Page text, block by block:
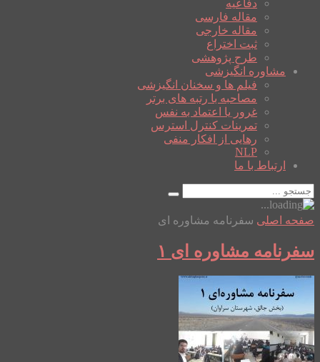
دفاعیه
مقاله فارسی
مقاله خارجی
ثبت اختراع
طرح پژوهشی
مشاوره انگیزشی
فیلم ها و سخنان انگیزشی
مصاحبه با رتبه های برتر
غرور یا اعتماد به نفس
تمرینات کنترل استرس
رهایی از افکار منفی
NLP
ارتباط با ما
صفحه اصلی سفرنامه مشاوره ای
سفرنامه مشاوره ای ۱